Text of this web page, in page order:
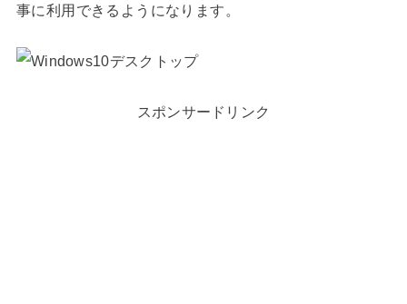
事に利用できるようになります。
スポンサードリンク